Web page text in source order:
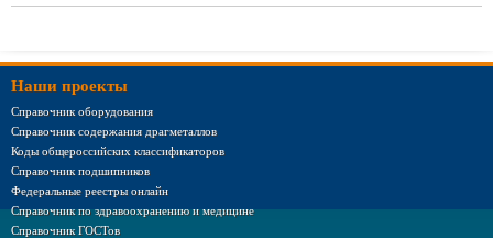
Наши проекты
Справочник оборудования
Справочник содержания драгметаллов
Коды общероссийских классификаторов
Справочник подшипников
Федеральные реестры онлайн
Справочник по здравоохранению и медицине
Справочник ГОСТов